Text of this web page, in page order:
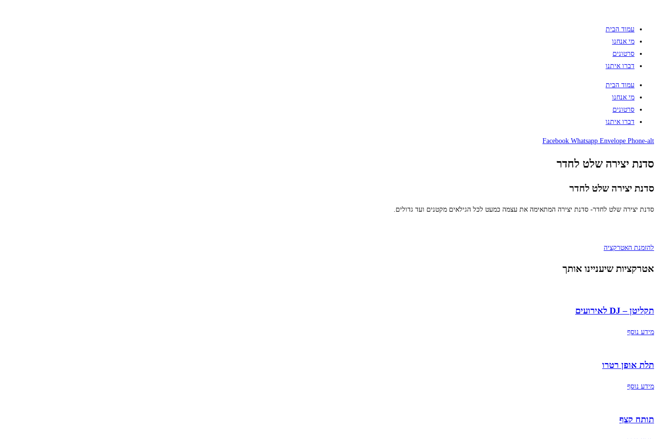
עמוד הבית
מי אנחנו
סרטונים
דברו איתנו
עמוד הבית
מי אנחנו
סרטונים
דברו איתנו
Facebook Whatsapp Envelope Phone-alt
סדנת יצירה שלט לחדר
סדנת יצירה שלט לחדר
סדנת יצירה שלט לחדר- סדנת יצירה המתאימה את עצמה כמעט לכל הגילאים מקטנים ועד גדולים.
להזמנת האטרקציה
אטרקציות שיעניינו אותך
תקליטן – DJ לאירועים
מידע נוסף
תלת אופן רטרו
מידע נוסף
תותח קצף